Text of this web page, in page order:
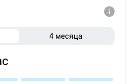
4 месяца